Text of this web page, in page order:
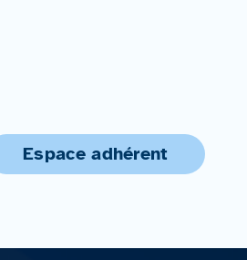
Espace adhérent